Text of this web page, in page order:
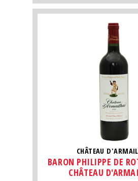
CHÂTEAU
BARON PHILIPPE DE
CHÂTEAU